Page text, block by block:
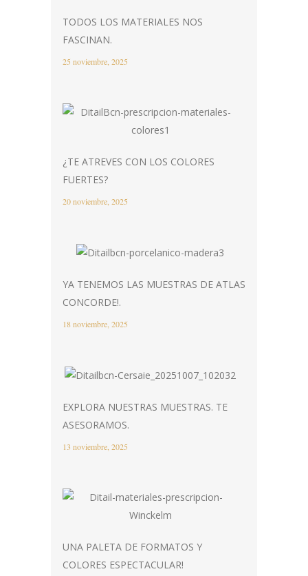
TODOS LOS MATERIALES NOS
FASCINAN.
25 noviembre, 2025
¿TE ATREVES CON LOS COLORES
FUERTES?
20 noviembre, 2025
YA TENEMOS LAS MUESTRAS DE ATLAS
CONCORDE!.
18 noviembre, 2025
EXPLORA NUESTRAS MUESTRAS. TE
ASESORAMOS.
13 noviembre, 2025
UNA PALETA DE FORMATOS Y
COLORES ESPECTACULAR!